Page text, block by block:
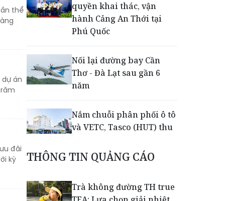
thể
án
đãi
kỳ
quyền khai thác, vận
hành Cảng An Thới tại
Phú Quốc
Nối lại đường bay Cần
Thơ - Đà Lạt sau gần 6
năm
Nắm chuỗi phân phối ô tô
và VETC, Tasco (HUT) thu
nửa đầu năm
Khép lại giải Aerobic Cúp
Nestlé MILO 2026: Sân
THÔNG TIN QUẢNG CÁO
Trà không đường TH true